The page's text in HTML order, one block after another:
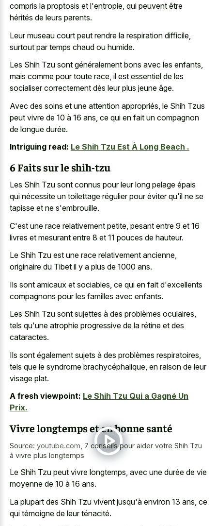
compris la proptosis et l'entropie, qui peuvent être
hérités de leurs parents.
Leur museau court peut rendre la respiration difficile,
surtout par temps chaud ou humide.
Les Shih Tzu sont généralement bons avec les enfants,
mais comme pour toute race, il est essentiel de les
socialiser correctement dès leur plus jeune âge.
Avec des soins et une attention appropriés, le Shih Tzus
peut vivre de 10 à 16 ans, ce qui en fait un compagnon
de longue durée.
Intriguing read: Le Shih Tzu Est À Long Beach .
6 Faits sur le shih-tzu
Les Shih Tzu sont connus pour leur long pelage épais
qui nécessite un toilettage régulier pour éviter qu'il ne se
tapisse et ne s'embrouille.
C'est une race relativement petite, pesant entre 9 et 16
livres et mesurant entre 8 et 11 pouces de hauteur.
Le Shih Tzu est une race relativement ancienne,
originaire du Tibet il y a plus de 1000 ans.
Ils sont amicaux et sociables, ce qui en fait d'excellents
compagnons pour les familles avec enfants.
Les Shih Tzu sont sujettes à des problèmes oculaires,
tels qu'une atrophie progressive de la rétine et des
cataractes.
Ils sont également sujets à des problèmes respiratoires,
tels que le syndrome brachycéphalique, en raison de leur
visage plat.
A fresh viewpoint: Le Shih Tzu Qui a Gagné Un
Prix.
Vivre longtemps et en bonne santé
Source: youtube.com 7 conseils pour aider votre Shih Tzu
à vivre plus longtemps
Le Shih Tzu peut vivre longtemps, avec une durée de vie
moyenne de 10 à 16 ans.
La plupart des Shih Tzu vivent jusqu'à environ 13 ans, ce
qui témoigne de leur ténacité.